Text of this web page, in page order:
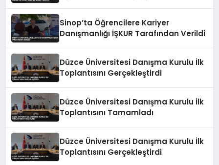
Sinop’ta Öğrencilere Kariyer
Danışmanlığı İŞKUR Tarafından Verildi
Düzce Üniversitesi Danışma Kurulu İlk
Toplantısını Gerçekleştirdi
Düzce Üniversitesi Danışma Kurulu İlk
Toplantısını Tamamladı
Düzce Üniversitesi Danışma Kurulu İlk
Toplantısını Gerçekleştirdi